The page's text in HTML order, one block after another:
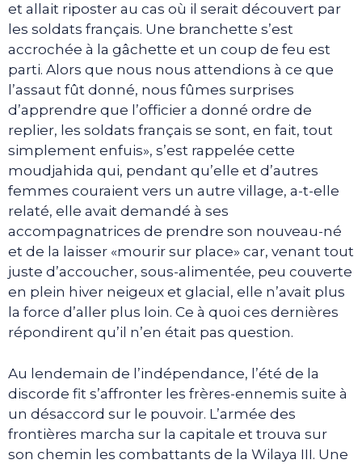
et allait riposter au cas où il serait découvert par
les soldats français. Une branchette s’est
accrochée à la gâchette et un coup de feu est
parti. Alors que nous nous attendions à ce que
l’assaut fût donné, nous fûmes surprises
d’apprendre que l’officier a donné ordre de
replier, les soldats français se sont, en fait, tout
simplement enfuis», s’est rappelée cette
moudjahida qui, pendant qu’elle et d’autres
femmes couraient vers un autre village, a-t-elle
relaté, elle avait demandé à ses
accompagnatrices de prendre son nouveau-né
et de la laisser «mourir sur place» car, venant tout
juste d’accoucher, sous-alimentée, peu couverte
en plein hiver neigeux et glacial, elle n’avait plus
la force d’aller plus loin. Ce à quoi ces dernières
répondirent qu’il n’en était pas question.
Au lendemain de l’indépendance, l’été de la
discorde fit s’affronter les frères-ennemis suite à
un désaccord sur le pouvoir. L’armée des
frontières marcha sur la capitale et trouva sur
son chemin les combattants de la Wilaya III. Une